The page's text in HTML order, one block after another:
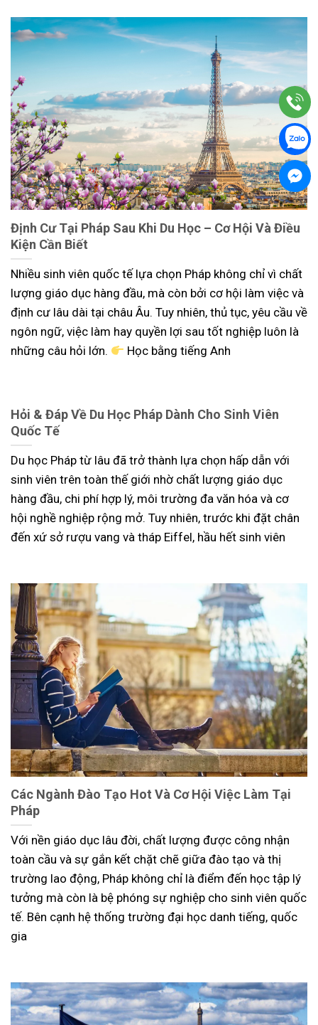
Định Cư Tại Pháp Sau Khi Du Học – Cơ Hội Và Điều
Kiện Cần Biết
Nhiều sinh viên quốc tế lựa chọn Pháp không chỉ vì chất
lượng giáo dục hàng đầu, mà còn bởi cơ hội làm việc và
định cư lâu dài tại châu Âu. Tuy nhiên, thủ tục, yêu cầu về
ngôn ngữ, việc làm hay quyền lợi sau tốt nghiệp luôn là
những câu hỏi lớn.
Học bằng tiếng Anh
Hỏi & Đáp Về Du Học Pháp Dành Cho Sinh Viên
Quốc Tế
Du học Pháp từ lâu đã trở thành lựa chọn hấp dẫn với
sinh viên trên toàn thế giới nhờ chất lượng giáo dục
hàng đầu, chi phí hợp lý, môi trường đa văn hóa và cơ
hội nghề nghiệp rộng mở. Tuy nhiên, trước khi đặt chân
đến xứ sở rượu vang và tháp Eiffel, hầu hết sinh viên
Các Ngành Đào Tạo Hot Và Cơ Hội Việc Làm Tại
Pháp
Với nền giáo dục lâu đời, chất lượng được công nhận
toàn cầu và sự gắn kết chặt chẽ giữa đào tạo và thị
trường lao động, Pháp không chỉ là điểm đến học tập lý
tưởng mà còn là bệ phóng sự nghiệp cho sinh viên quốc
tế. Bên cạnh hệ thống trường đại học danh tiếng, quốc
gia